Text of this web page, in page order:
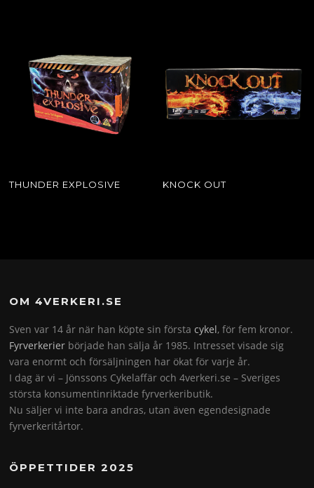
THUNDER EXPLOSIVE KNOCK OUT
OM 4VERKERI.SE
Sven var 14 år när han köpte sin förstacykel, för fem kronor.
Fyrverkerier började han sälja år 1985. Intresset visade sig
vara enormt och försäljningen har ökat för varje år.
I dag är vi – Jönssons Cykelaffär och 4verkeri.se – Sveriges
största konsumentinriktade fyrverkeributik.
Nu säljer vi inte bara andras, utan även egendesignade
fyrverkeritårtor.
ÖPPETTIDER 2025